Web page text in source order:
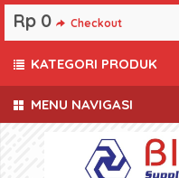
MENU NAVIGASI
Rp 0 Checkout
KATEGORI PRODUK